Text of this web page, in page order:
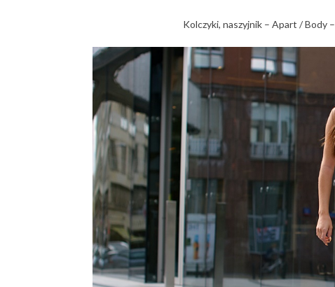
Kolczyki, naszyjnik – Apart / Body –